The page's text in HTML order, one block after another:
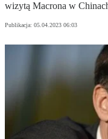
wizytą Macrona w
Publikacja: 05.04.2023 06:03